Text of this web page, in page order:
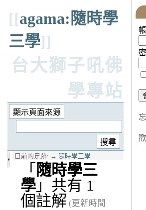
[[agama:隨時學
三學]]
台大獅子吼佛
學專站
目前的足跡: → 隨時學三學
「 隨時學三
學 」共有 1
個註解 (更新時間